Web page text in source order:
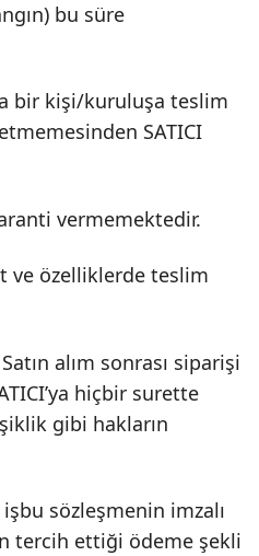
bu süre
bir kişi/kuruluşa teslim
SATICI
vermemektedir.
ve özelliklerde teslim
alım sonrası siparişi
hiçbir surette
gibi hakların
sözleşmenin imzalı
tercih ettiği ödeme şekli